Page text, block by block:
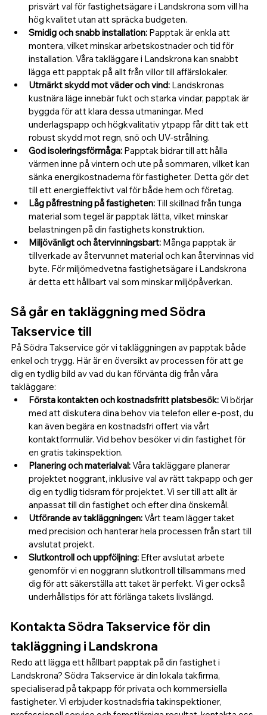
prisvärt val för fastighetsägare i Landskrona som vill ha
hög kvalitet utan att spräcka budgeten.
Smidig och snabb installation: Papptak är enkla att
montera, vilket minskar arbetskostnader och tid för
installation. Våra takläggare i Landskrona kan snabbt
lägga ett papptak på allt från villor till affärslokaler.
Utmärkt skydd mot väder och vind: Landskronas
kustnära läge innebär fukt och starka vindar, papptak är
byggda för att klara dessa utmaningar. Med
underlagspapp och högkvalitativ ytpapp får ditt tak ett
robust skydd mot regn, snö och UV-strålning.
God isoleringsförmåga: Papptak bidrar till att hålla
värmen inne på vintern och ute på sommaren, vilket kan
sänka energikostnaderna för fastigheter. Detta gör det
till ett energieffektivt val för både hem och företag.
Låg påfrestning på fastigheten: Till skillnad från tunga
material som tegel är papptak lätta, vilket minskar
belastningen på din fastighets konstruktion.
Miljövänligt och återvinningsbart: Många papptak är
tillverkade av återvunnet material och kan återvinnas vid
byte. För miljömedvetna fastighetsägare i Landskrona
är detta ett hållbart val som minskar miljöpåverkan.
Så går en takläggning med Södra
Takservice till
På Södra Takservice gör vi takläggningen av papptak både
enkel och trygg. Här är en översikt av processen för att ge
dig en tydlig bild av vad du kan förvänta dig från våra
takläggare:
Första kontakten och kostnadsfritt platsbesök: Vi börjar
med att diskutera dina behov via telefon eller e-post, du
kan även begära en kostnadsfri offert via vårt
kontaktformulär. Vid behov besöker vi din fastighet för
en gratis takinspektion.
Planering och materialval: Våra takläggare planerar
projektet noggrant, inklusive val av rätt takpapp och ger
dig en tydlig tidsram för projektet. Vi ser till att allt är
anpassat till din fastighet och efter dina önskemål.
Utförande av takläggningen: Vårt team lägger taket
med precision och hanterar hela processen från start till
avslutat projekt.
Slutkontroll och uppföljning: Efter avslutat arbete
genomför vi en noggrann slutkontroll tillsammans med
dig för att säkerställa att taket är perfekt. Vi ger också
underhållstips för att förlänga takets livslängd.
Kontakta Södra Takservice för din
takläggning i Landskrona
Redo att lägga ett hållbart papptak på din fastighet i
Landskrona? Södra Takservice är din lokala takfirma,
specialiserad på takpapp för privata och kommersiella
fastigheter. Vi erbjuder kostnadsfria takinspektioner,